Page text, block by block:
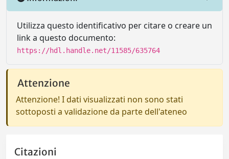
Utilizza questo identificativo per citare o creare un
link a questo documento:
https://hdl.handle.net/11585/635764
Attenzione
Attenzione! I dati visualizzati non sono stati
sottoposti a validazione da parte dell'ateneo
Citazioni